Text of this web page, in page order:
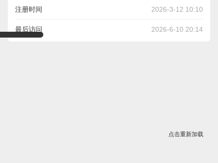
注册时间 2026-3-12 10:10
最后访问 2026-6-10 20:14
点击重新加载